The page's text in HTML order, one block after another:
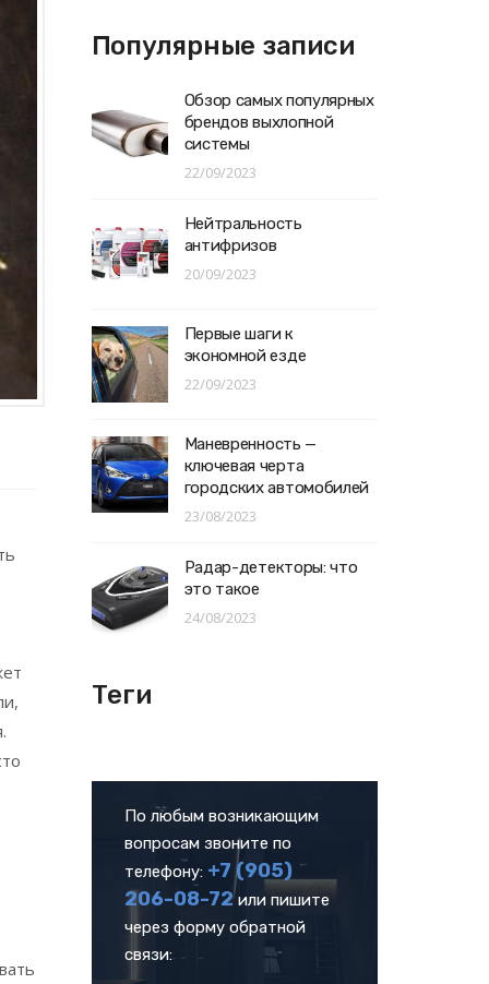
Популярные записи
Обзор самых популярных
брендов выхлопной
системы
22/09/2023
Нейтральность
антифризов
20/09/2023
Первые шаги к
экономной езде
22/09/2023
Маневренность —
ключевая черта
городских автомобилей
23/08/2023
Радар-детекторы: что
это такое
24/08/2023
Теги
По любым возникающим
вопросам звоните по
телефону: +7 (905)
206-08-72или пишите
через форму обратной
связи: